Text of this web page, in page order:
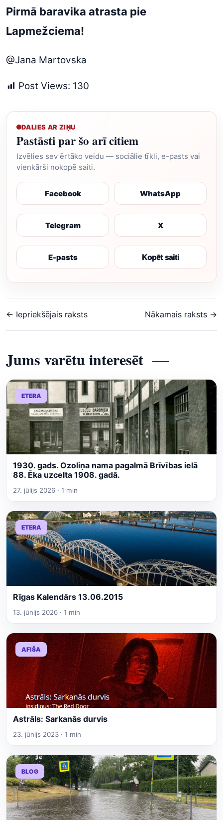
Pirmā baravika atrasta pie
Lapmežciema!
@Jana Martovska
Post Views: 130
DALIES AR ZIŅU
Pastāsti par šo arī citiem
Izvēlies sev ērtāko veidu — sociālie tīkli, e-pasts vai
vienkārši nokopē saiti.
Facebook WhatsApp
Telegram X
E-pasts Kopēt saiti
← Iepriekšējais raksts Nākamais raksts →
Jums varētu interesēt
ETERA
1930. gads. Ozoliņa nama pagalmā Brīvības ielā
88. Ēka uzcelta 1908. gadā.
27. jūlijs 2026 · 1 min
ETERA
Rīgas Kalendārs 13.06.2015
13. jūnijs 2026 · 1 min
AFIŠA
Astrāls: Sarkanās durvis
23. jūnijs 2023 · 1 min
BLOG